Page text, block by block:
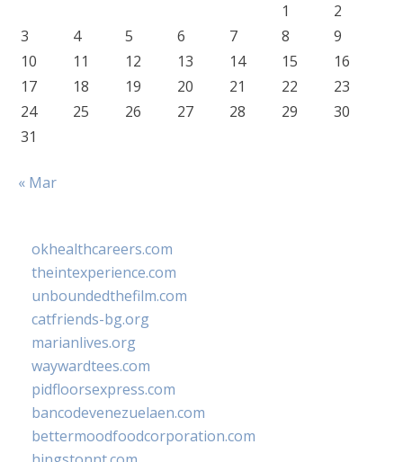
1
2
3
4 5 6 7 8
9
10
11 12 13 14 15
16
17
18 19 20 21 22
23
24
25 26 27 28 29
30
31
« Mar
okhealthcareers.com
theintexperience.com
unboundedthefilm.com
catfriends-bg.org
marianlives.org
waywardtees.com
pidfloorsexpress.com
bancodevenezuelaen.com
bettermoodfoodcorporation.com